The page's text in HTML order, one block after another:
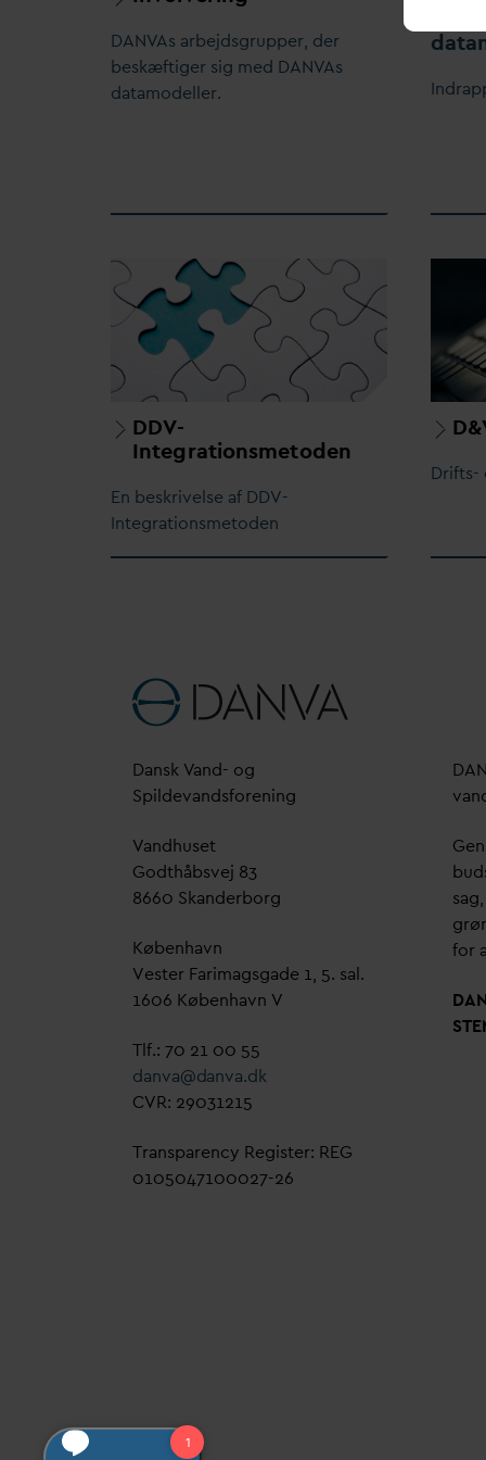
DANVAs arbejdsgrupper, der
beskæftiger sig med DANVAs
datamodeller.
d
DDV-
Integrationsmetoden
En beskrivelse af DDV-
Integrationsmetoden
Drifts-
Dansk Vand- og
Spildevandsforening
Vandhuset
Godthåbsvej 83
8660 Skanderborg
København
Vester Farimagsgade 1, 5. sal.
1606 København V
Tlf.: 70 21 00 55
danva@danva.dk
CVR: 29031215
Transparency Register: REG
0105047100027-26
DAN
v
for
DAN